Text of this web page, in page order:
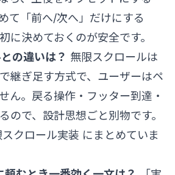
て「前へ/次へ」だけにする
に決めておくのが安全です。
の違いは？ 無限スクロールは
継ぎ足す方式で、ユーザーはペ
ん。戻る操作・フッター到達・
ので、設計思想ごと別物です。
スクロール実装 にまとめていま